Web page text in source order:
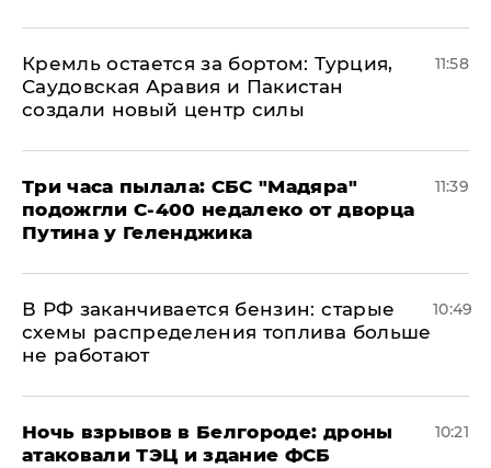
​Кремль остается за бортом: Турция,
Саудовская Аравия и Пакистан
создали новый центр силы
11:58
Три часа пылала: СБС "Мадяра"
подожгли С-400 недалеко от дворца
Путина у Геленджика
11:39
​В РФ заканчивается бензин: старые
схемы распределения топлива больше
не работают
10:49
​Ночь взрывов в Белгороде: дроны
атаковали ТЭЦ и здание ФСБ
10:21